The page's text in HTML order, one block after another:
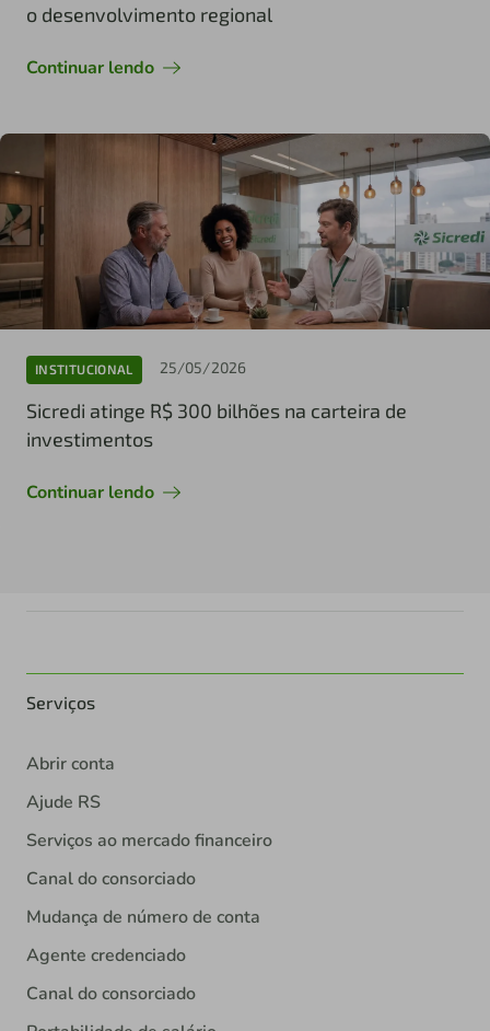
o desenvolvimento regional
Continuar lendo
INSTITUCIONAL 25/05/2026
Sicredi atinge R$ 300 bilhões na carteira de
investimentos
Continuar lendo
Serviços
Abrir conta
Ajude RS
Serviços ao mercado financeiro
Canal do consorciado
Mudança de número de conta
Agente credenciado
Canal do consorciado